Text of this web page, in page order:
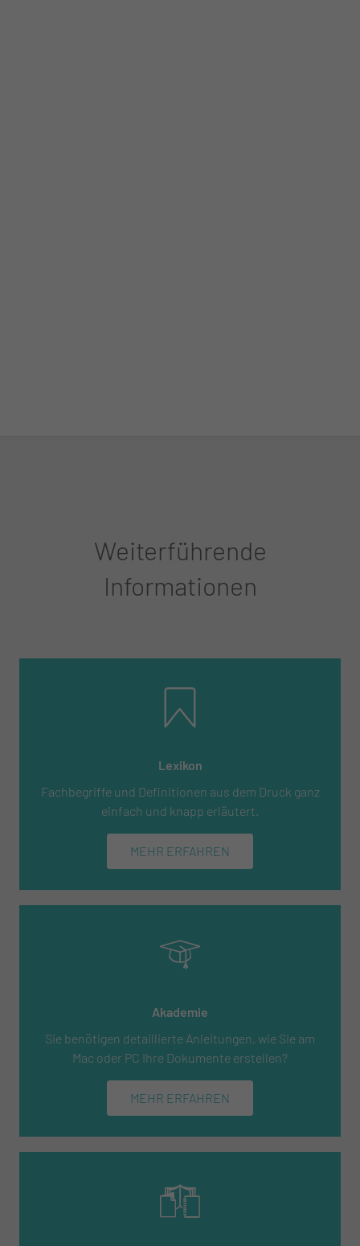
Weiterführende
Informationen
Lexikon
Fachbegriffe und Definitionen aus dem Druck ganz
einfach und knapp erläutert.
MEHR ERFAHREN
Akademie
Sie benötigen detaillierte Anleitungen, wie Sie am
Mac oder PC Ihre Dokumente erstellen?
MEHR ERFAHREN